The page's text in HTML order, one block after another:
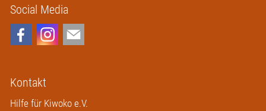
Social Media
Kontakt
Hilfe für Kiwoko e.V.